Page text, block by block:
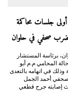
أولى جلسات محاكمة
بضرب صحفي في حلوان
برئاسة المستشار
المحامي م.م أبو
وذلك في اتهامه بالتعدى
أحمد الجمل
إصابته جرح قطعي